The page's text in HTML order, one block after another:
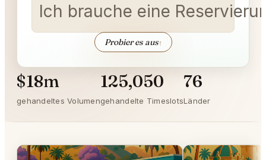
Ich brauche eine
Probier es aus↑
$18m
gehandeltes Volumen
125,050
gehandelte Timeslots
76
Länder